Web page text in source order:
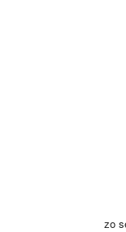
zo